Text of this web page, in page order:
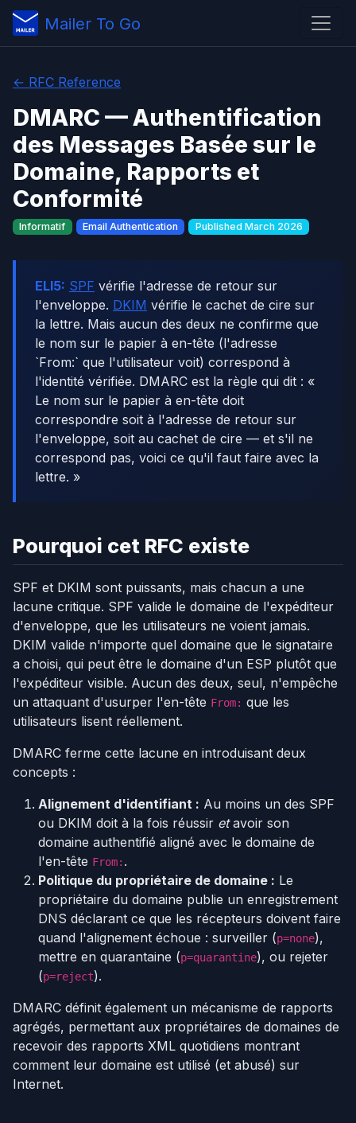
Mailer To Go
← RFC Reference
DMARC — Authentification
des Messages Basée sur le
Domaine, Rapports et
Conformité
Informatif Email Authentication Published March 2026
ELI5: SPF vérifie l'adresse de retour sur
l'enveloppe. DKIM vérifie le cachet de cire sur
la lettre. Mais aucun des deux ne confirme que
le nom sur le papier à en-tête (l'adresse
`From:` que l'utilisateur voit) correspond à
l'identité vérifiée. DMARC est la règle qui dit : «
Le nom sur le papier à en-tête doit
correspondre soit à l'adresse de retour sur
l'enveloppe, soit au cachet de cire — et s'il ne
correspond pas, voici ce qu'il faut faire avec la
lettre. »
Pourquoi cet RFC existe
SPF et DKIM sont puissants, mais chacun a une
lacune critique. SPF valide le domaine de l'expéditeur
d'enveloppe, que les utilisateurs ne voient jamais.
DKIM valide n'importe quel domaine que le signataire
a choisi, qui peut être le domaine d'un ESP plutôt que
l'expéditeur visible. Aucun des deux, seul, n'empêche
un attaquant d'usurper l'en-tête From: que les
utilisateurs lisent réellement.
DMARC ferme cette lacune en introduisant deux
concepts :
Alignement d'identifiant : Au moins un des SPF
ou DKIM doit à la fois réussir etavoir son
domaine authentifié aligné avec le domaine de
l'en-tête From: .
Politique du propriétaire de domaine : Le
propriétaire du domaine publie un enregistrement
DNS déclarant ce que les récepteurs doivent faire
quand l'alignement échoue : surveiller (p=none),
mettre en quarantaine (p=quarantine), ou rejeter
(p=reject).
DMARC définit également un mécanisme de rapports
agrégés, permettant aux propriétaires de domaines de
recevoir des rapports XML quotidiens montrant
comment leur domaine est utilisé (et abusé) sur
Internet.